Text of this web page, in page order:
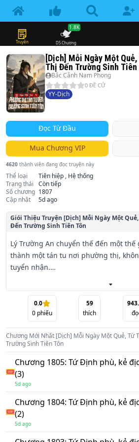
Truyện DS.Chương
1.8K
[Dịch] Mỗi Ngày Một
Thị Đến Trường Sinh Tiên
Bắc Cảnh Nam Phong
0 ĐỀ CỬ
YY-Dịch
Đọc Từ Đầu
Mua Chương VIP
4620 thành viên đang đọc truyện này
Thể loại
Tiên hiệp , Hệ thống
Trạng thái
Còn tiếp
Số chương 1807
Cập nhật
5d ago
Giói Thiệu Truyện [Dịch] Mỗi Ngày Một
Đến Trường Sinh Tiên Tôn
Lý Trường An chuyển thế đến một
thành một tán tu nơi phường thị,
tuyển nhận.
Thiên phú bình thường, thân phận
rằng con đường trường sinh đã vô
hắn thức tỉnh hệ thống 【 Mỗi ngày hỏi
【 Quẻ hôm nay · Cát 】: Ngươi lên
phát hiện một hang hồ ly, bên trong
giản chứa truyền thừa Phù Lục.
【 Quẻ hôm nay · Hung 】: Ngươi bị
phương có ý đồ lừa ngươi rời khỏi
【 Quẻ hôm nay · Đại cát 】: Tại khu
ngươi phát hiện một quả trứng Huyền
0.0
0 phiếu
59
thích
Chương Mới Nhất [Dịch] Mỗi Ngày Một Quẻ, Từ
Trường Sinh Tiên Tôn
Chương 1805: Tứ Định phù, kẻ
(3)
5d ago
Chương 1804: Tứ Định phù, kẻ
(2)
5d ago